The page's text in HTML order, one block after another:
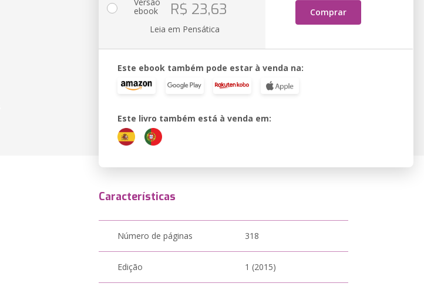
Comprar
ebook R$ 23,63
Leia em Pensática
Este ebook também pode estar à venda na:
Este livro também está à venda em:
Características
Número de páginas 318
Edição 1 (2015)